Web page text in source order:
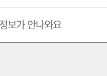
보가 안나와요